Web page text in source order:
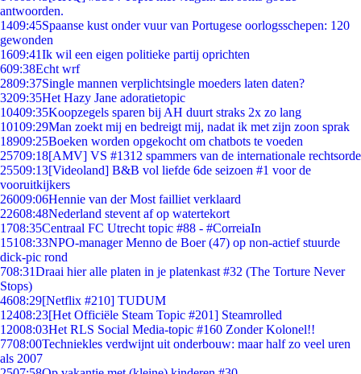
antwoorden.
1409:45Spaanse kust onder vuur van Portugese oorlogsschepen: 120
gewonden
1609:41Ik wil een eigen politieke partij oprichten
609:38Echt wrf
2809:37Single mannen verplichtsingle moeders laten daten?
3209:35Het Hazy Jane adoratietopic
10409:35Koopzegels sparen bij AH duurt straks 2x zo lang
10109:29Man zoekt mij en bedreigt mij, nadat ik met zijn zoon sprak
18909:25Boeken worden opgekocht om chatbots te voeden
25709:18[AMV] VS #1312 spammers van de internationale rechtsorde
25509:13[Videoland] B&B vol liefde 6de seizoen #1 voor de
vooruitkijkers
26009:06Hennie van der Most failliet verklaard
22608:48Nederland stevent af op watertekort
1708:35Centraal FC Utrecht topic #88 - #CorreiaIn
15108:33NPO-manager Menno de Boer (47) op non-actief stuurde
dick-pic rond
708:31Draai hier alle platen in je platenkast #32 (The Torture Never
Stops)
4608:29[Netflix #210] TUDUM
12408:23[Het Officiële Steam Topic #201] Steamrolled
12008:03Het RLS Social Media-topic #160 Zonder Kolonel!!
7708:00Techniekles verdwijnt uit onderbouw: maar half zo veel uren
als 2007